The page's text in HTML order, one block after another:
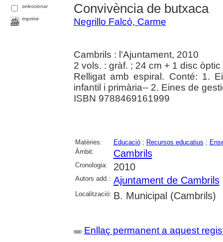
seleccionar
imprimir
Convivència de butxaca
Negrillo Falcó, Carme
Cambrils : l'Ajuntament, 2010
2 vols. : gràf. ; 24 cm + 1 disc
Relligat amb espiral. Conté: 1.
infantil i primària-- 2. Eines de
ISBN 9788469161999
Matèries: Educació; Recursos educatius ;
Àmbit:
Cambrils
Cronologia: 2010
Autors add.: Ajuntament de Cambrils
Localització: B. Municipal (Cambrils)
Enllaç permanent a aquest